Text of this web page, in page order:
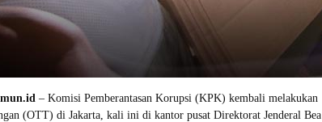
– Komisi Pemberantasan Korupsi (KPK) kembali melakukan
(OTT) di Jakarta, kali ini di kantor pusat Direktorat Jenderal Bea